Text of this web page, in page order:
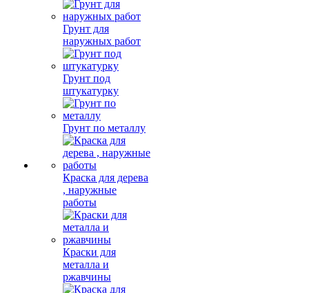
Грунт для
наружных работ
Грунт под
штукатурку
Грунт по металлу
Краска для дерева
, наружные
работы
Краски для
металла и
ржавчины